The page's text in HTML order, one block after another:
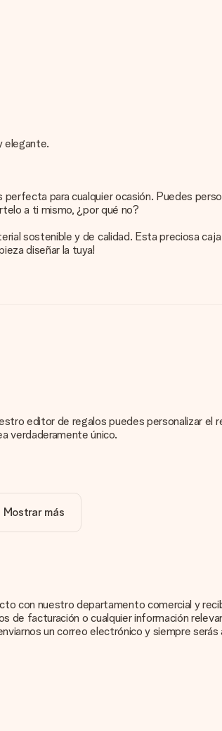
elegante.
para cualquier ocasión. Puedes
a ti mismo, ¿por qué no?
sostenible y de calidad. Esta preciosa
diseñar la tuya!
editor de regalos puedes personalizar
verdaderamente único.
utilizar fotos de alta calidad. Si no
Ellos podrán comprobar la calidad por
imagen de un formato diferente que te
sitio web? Ponte en contacto con nuestro
regalo. Puedes poner un mensaje personal
Los regalos se envían en una caja
Mostrar más
con nuestro departamento comercial y
de facturación o cualquier información
un correo electrónico y siempre